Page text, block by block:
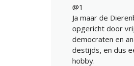
@1
Ja maar de
opgericht door
democraten en
destijds, en dus
hobby.